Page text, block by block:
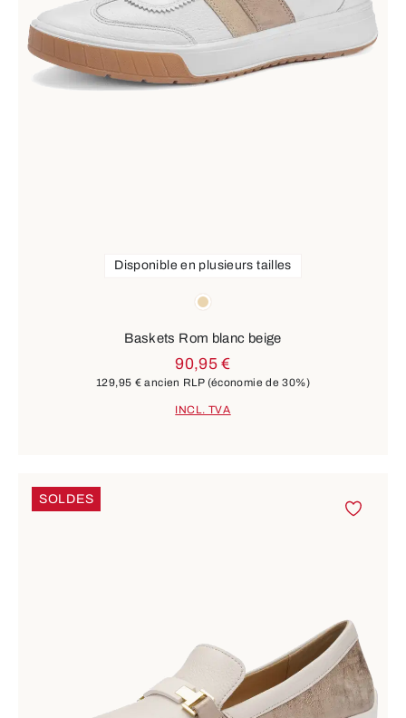
beige
Disponible en plusieurs tailles
Baskets Rom blanc beige
90,95 €
129,95 € ancien RLP (économie de 30%)
INCL. TVA
SOLDES